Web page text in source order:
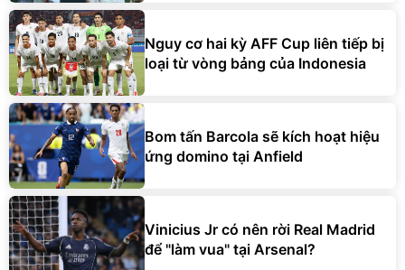
Nguy cơ hai kỳ AFF Cup liên tiếp bị
loại từ vòng bảng của Indonesia
Bom tấn Barcola sẽ kích hoạt hiệu
ứng domino tại Anfield
Vinicius Jr có nên rời Real Madrid
để "làm vua" tại Arsenal?